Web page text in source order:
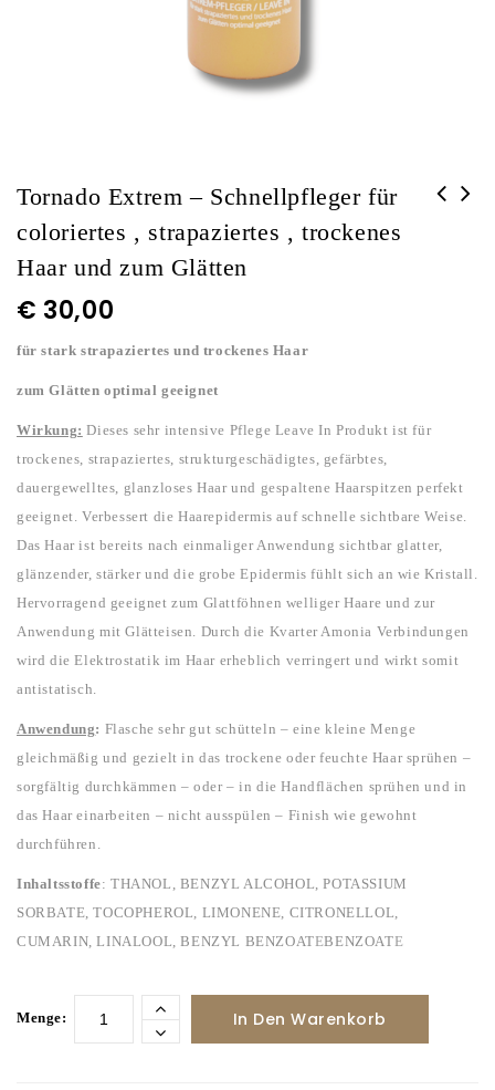
Tornado Extrem – Schnellpfleger für
coloriertes , strapaziertes , trockenes
Haar und zum Glätten
€ 30,00
für stark strapaziertes und trockenes Haar
zum Glätten optimal geeignet
Wirkung: Dieses sehr intensive Pflege Leave In Produkt ist für
trockenes, strapaziertes, strukturgeschädigtes, gefärbtes,
dauergewelltes, glanzloses Haar und gespaltene Haarspitzen perfekt
geeignet. Verbessert die Haarepidermis auf schnelle sichtbare Weise.
Das Haar ist bereits nach einmaliger Anwendung sichtbar glatter,
glänzender, stärker und die grobe Epidermis fühlt sich an wie Kristall.
Hervorragend geeignet zum Glattföhnen welliger Haare und zur
Anwendung mit Glätteisen. Durch die Kvarter Amonia Verbindungen
wird die Elektrostatik im Haar erheblich verringert und wirkt somit
antistatisch.
Anwendung: Flasche sehr gut schütteln – eine kleine Menge
gleichmäßig und gezielt in das trockene oder feuchte Haar sprühen –
sorgfältig durchkämmen – oder – in die Handflächen sprühen und in
das Haar einarbeiten – nicht ausspülen – Finish wie gewohnt
durchführen.
Inhaltsstoffe: THANOL, BENZYL ALCOHOL, POTASSIUM
SORBATE, TOCOPHEROL, LIMONENE, CITRONELLOL,
CUMARIN, LINALOOL, BENZYL BENZOATEBENZOATE
Menge: In Den Warenkorb